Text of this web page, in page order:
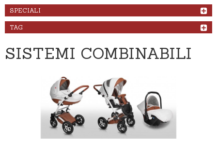
SPECIALI
TAG
SISTEMI COMBINABILI